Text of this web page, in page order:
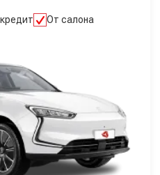
От салона